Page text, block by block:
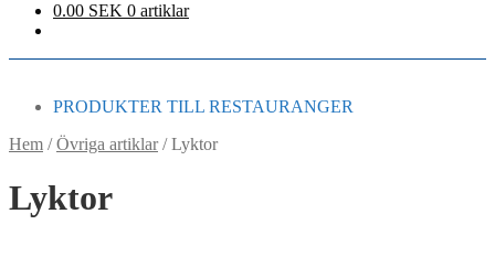
0.00 SEK 0 artiklar
PRODUKTER TILL RESTAURANGER
Hem /Övriga artiklar/Lyktor
Lyktor